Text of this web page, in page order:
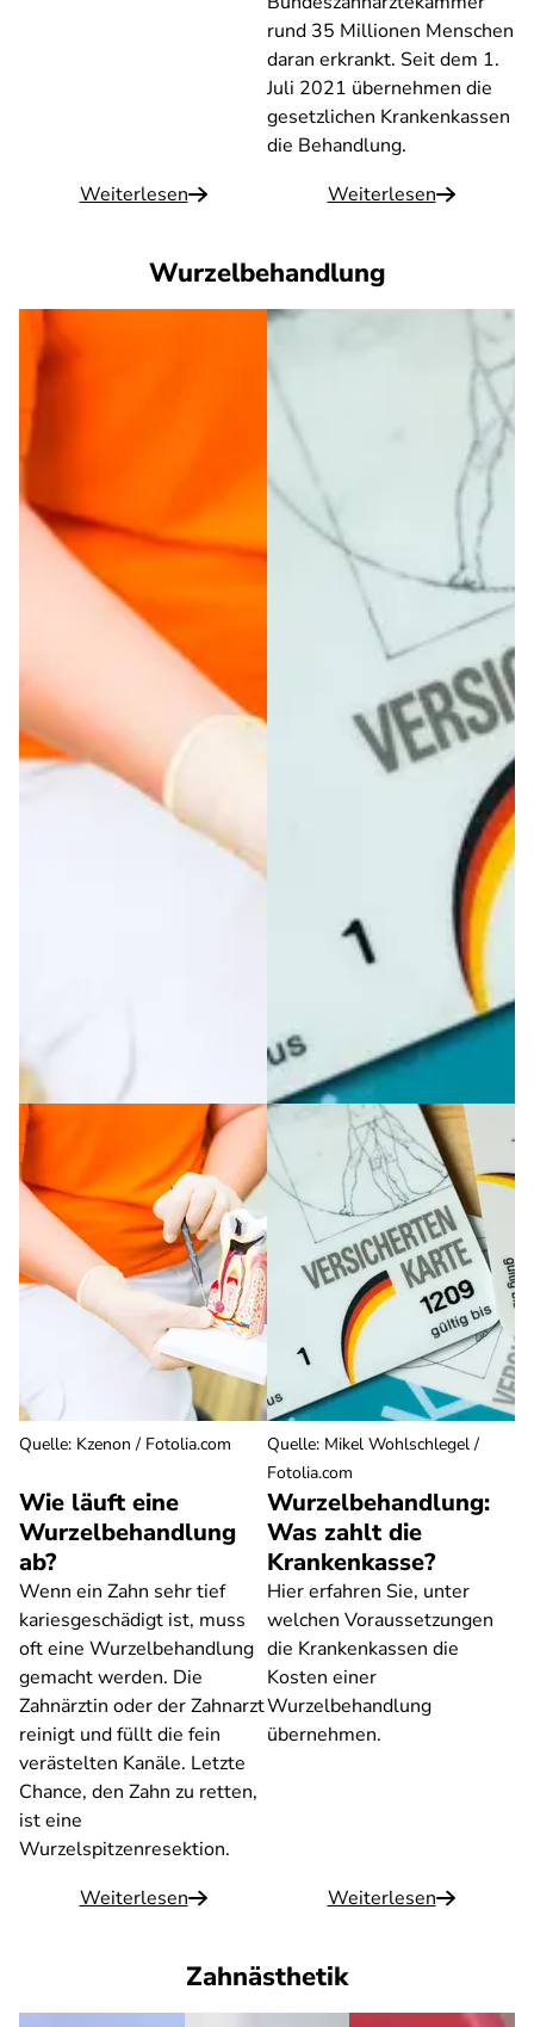
Weiterlesen
rund 35 Millionen Menschen
daran erkrankt. Seit dem 1.
Juli 2021 übernehmen die
gesetzlichen Krankenkassen
die Behandlung.
Weiterlesen
Wurzelbehandlung
Wie läuft eine
Wurzelbehandlung
ab?
Wenn ein Zahn sehr tief
kariesgeschädigt ist, muss
oft eine Wurzelbehandlung
gemacht werden. Die
Zahnärztin oder der Zahnarzt
reinigt und füllt die fein
verästelten Kanäle. Letzte
Chance, den Zahn zu retten,
ist eine
Wurzelspitzenresektion.
Weiterlesen
Quelle: Kzenon / Fotolia.com
Wurzelbehandlung:
Was zahlt die
Krankenkasse?
Hier erfahren Sie, unter
welchen Voraussetzungen
die Krankenkassen die
Kosten einer
Wurzelbehandlung
übernehmen.
Weiterlesen
Quelle: Mikel Wohlschlegel /
Fotolia.com
Zahnästhetik